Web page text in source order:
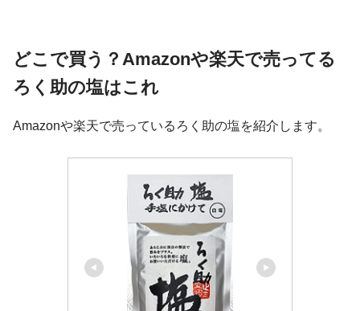
どこで買う？Amazonや楽天で売ってる
ろく助の塩はこれ
Amazonや楽天で売っているろく助の塩を紹介します。